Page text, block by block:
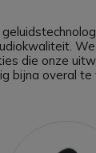
die onze
bijna overal te